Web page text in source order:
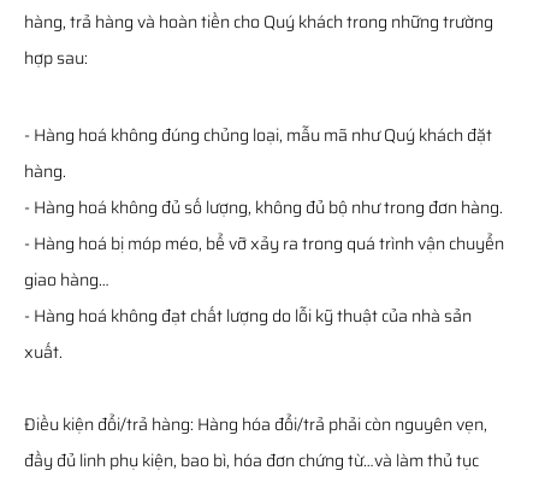
hàng, trả hàng và hoàn tiền cho Quý khách trong những trường
hợp sau:
- Hàng hoá không đúng chủng loại, mẫu mã như Quý khách đặt
hàng.
- Hàng hoá không đủ số lượng, không đủ bộ như trong đơn hàng.
- Hàng hoá bị móp méo, bể vỡ xảy ra trong quá trình vận chuyển
giao hàng…
- Hàng hoá không đạt chất lượng do lỗi kỹ thuật của nhà sản
xuất.
Điều kiện đổi/trả hàng: Hàng hóa đổi/trả phải còn nguyên vẹn,
đầy đủ linh phụ kiện, bao bì, hóa đơn chứng từ…và làm thủ tục